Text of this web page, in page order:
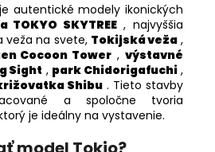
autentické modely ikonických
TOKYO SKYTREE, najvyššia
veža na svete, Tokijská veža,
Cocoon Tower ,výstavné
Sight , park Chidorigafuchi,
Shibu . Tieto stavby
a spoločne tvoria
je ideálny na vystavenie.